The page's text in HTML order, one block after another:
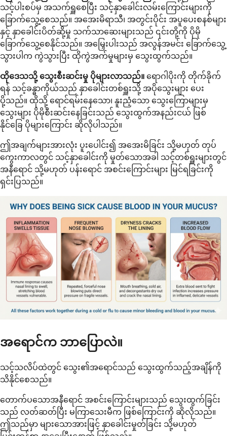
သင့်ပါးစပ်မှ အသက်ရှူစေပြီး သင့်နှာခေါင်းလမ်းကြောင်းများကို
ခြောက်သွေ့စေသည်။ အအေးမိရာသီ၊ အတွင်းပိုင်း အပူပေးစနစ်များ
နှင့် နှာခေါင်းပိတ်ဆို့မှု သက်သာဆေးများသည် ၎င်းတို့ကို ပိုမို
ခြောက်သွေ့စေနိုင်သည်။ အမြှေးပါးသည် အလွန်အမင်း ခြောက်သွေ့
သွားပါက ကွဲသွားပြီး ထိုကွဲအက်မှုများမှ သွေးထွက်သည်။
ထိုဒေသသို့ သွေးစီးဆင်းမှု ပိုများလာသည်။ ရောဂါပိုးကို တိုက်ခိုက်
ရန် သင့်ခန္ဓာကိုယ်သည် နှာခေါင်းတစ်ရှူးသို့ အပိုသွေးများ ပေး
ပို့သည်။ ထိုသို့ ရောင်ရမ်းနေသော၊ နူးညံ့သော သွေးကြောများမှ
သွေးများ ပိုမိုစီးဆင်းနေခြင်းသည် သွေးထွက်အနည်းငယ် ဖြစ်
နိုင်ခြေ ပိုများကြောင်း ဆိုလိုပါသည်။
ဤအချက်များအားလုံး ပူးပေါင်း၍ အအေးမိခြင်း သို့မဟုတ် တုပ်
ကွေးကာလတွင် သင့်နှာခေါင်းကို မှုတ်သောအခါ သင့်တစ်ရှူးများတွင်
အနီရောင် သို့မဟုတ် ပန်းရောင် အစင်းကြောင်းများ မြင်ရခြင်းကို
ရှင်းပြသည်။
အရောင်က ဘာပြောလဲ။
သင့်သလိပ်ထဲတွင် သွေး၏အရောင်သည် သွေးထွက်သည့်အချိန်ကို
သိနိုင်စေသည်။
တောက်ပသောအနီရောင် အစင်းကြောင်းများသည် သွေးထွက်ခြင်း
သည် လတ်ဆတ်ပြီး မကြာသေးမီက ဖြစ်ကြောင်းကို ဆိုလိုသည်။
ဤသည်မှာ များသောအားဖြင့် နှာခေါင်းမှုတ်ခြင်း သို့မဟုတ်